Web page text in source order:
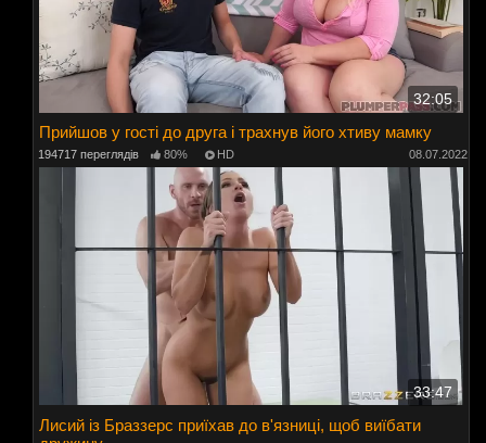
32:05
Прийшов у гості до друга і трахнув його хтиву мамку
194717 переглядів 80% HD 08.07.2022
33:47
Лисий із Браззерс приїхав до в'язниці, щоб виїбати